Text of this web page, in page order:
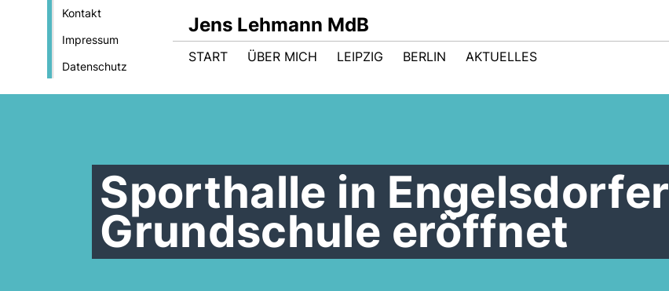
Kontakt
Impressum
Datenschutz
Jens Lehmann MdB
START ÜBER MICH LEIPZIG BERLIN AKTUELLES
Sporthalle in Engelsdorfer
Grundschule eröffnet